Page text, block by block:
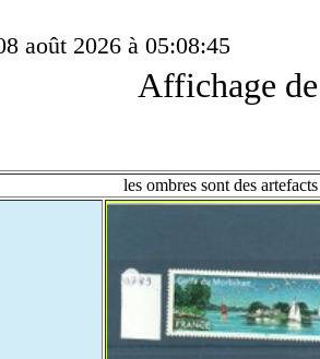
août 2026 à 05:08:45
Affichage
les ombres sont des